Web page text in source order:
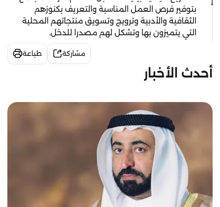
بتوفير فرص العمل المناسبة والتعريف بكنوزهم
الثقافية والأدبية وترويج وتسويق منتجاتهم المحلية
التي يتميزون بها وتشكل لهم مصدرا للدخل.
مشاركة طباعة
أحدث الأخبار